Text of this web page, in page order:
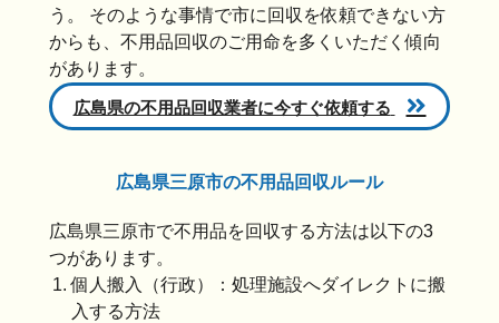
う。 そのような事情で市に回収を依頼できない方
からも、不用品回収のご用命を多くいただく傾向
があります。
広島県の不用品回収業者に今すぐ依頼する
広島県三原市の不用品回収ルール
広島県三原市で不用品を回収する方法は以下の3
つがあります。
個人搬入（行政）：処理施設へダイレクトに搬
入する方法